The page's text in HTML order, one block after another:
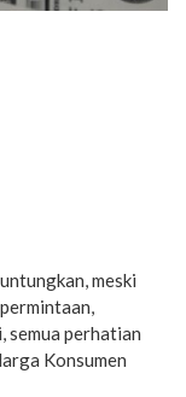
meski
semua perhatian
Konsumen